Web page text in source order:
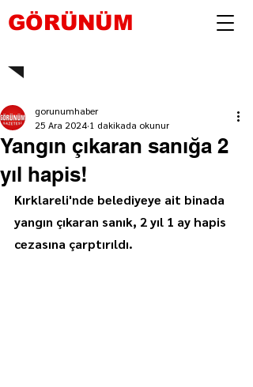
GÖRÜNÜM
Yangın çıkaran sanığa 2
yıl hapis!
gorunumhaber
25 Ara 2024 1 dakikada okunur
Kırklareli'nde belediyeye ait binada
yangın çıkaran sanık, 2 yıl 1 ay hapis
cezasına çarptırıldı.